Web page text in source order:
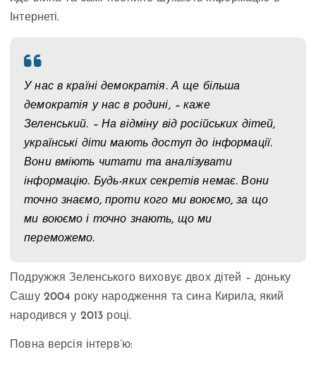
Інтернеті.
У нас в країні демократія. А ще більша
демократія у нас в родині, – каже
Зеленський. – На відміну від російських дітей,
українські діти мають доступ до інформації.
Вони вміють читати та аналізувати
інформацію. Будь-яких секретів немає. Вони
точно знаємо, проти кого ми воюємо, за що
ми воюємо і точно знають, що ми
переможемо.
Подружжя Зеленського виховує двох дітей – доньку
Сашу 2004 року народження та сина Кирила, який
народився у 2013 році.
Повна версія інтерв’ю: